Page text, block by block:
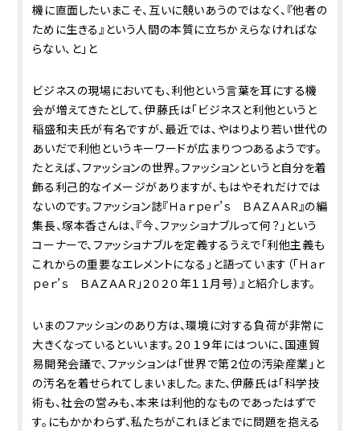
機に直面したいまこそ、互いに競いあうのではなく、『他者の
ために生きる』という人間の本質に立ちかえらなければな
らない、と」と
ビジネスの現場においても、利他という言葉を耳にする機
会が増えてきたとして、伊藤氏は「ビジネスと利他というと
稲盛和夫氏が有名ですが、最近では、やはりより若い世代の
あいだで利他というキーワードが広まりつつあるようです。
たとえば、ファッションの世界。ファッションというと自分を着
飾る利己的なイメージがありますが、もはやそれだけでは
ないのです。ファッション誌『Ｈａｒｐｅｒ’ｓ ＢＡＺＡＡＲ』の編
集長、塚本香さんは、『今、ファッショナブルって何？」という
コーナーで、ファッショナブルを定義するうえで「利他主義も
これからの重要なエレメントになる」と語っています（「Ｈａｒ
ｐｅｒ’ｓ ＢＡＺＡＡＲ」２０２０年１１月号）』と紹介します。
いまのファッションのあり方は、環境に対する負荷が非常に
大きくなっているといいます。２０１９年にはついに、国連貿
易開発会議で、ファッションは「世界で第２位の汚染産業」と
の汚名を着せられてしまいました。また、伊藤氏は「科学技
術も、社会の営みも、本来は利他的なものであったはずで
す。にもかかわらず、私たちがこれほどまでに問題を抱える